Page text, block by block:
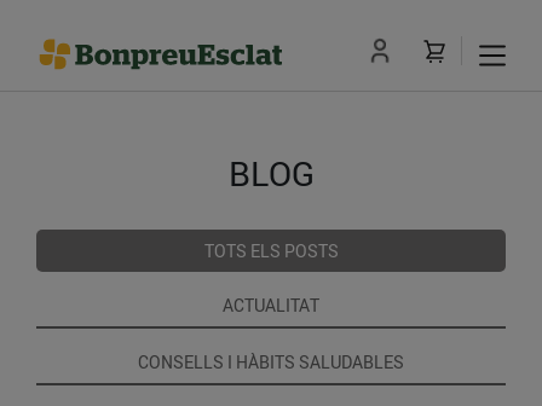
BLOG
TOTS ELS POSTS
ACTUALITAT
CONSELLS I HÀBITS SALUDABLES